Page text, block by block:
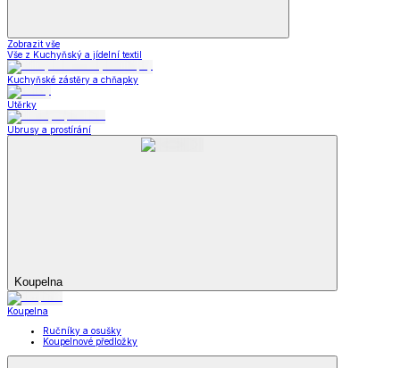
Zobrazit vše
Vše z Kuchyňský a jídelní textil
Kuchyňské zástěry a chňapky
Utěrky
Ubrusy a prostírání
Koupelna
Koupelna
Ručníky a osušky
Koupelnové předložky